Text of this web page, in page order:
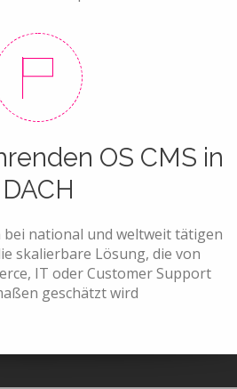
OS CMS in
DACH
bei national und weltweit tätigen
skalierbare Lösung, die von
IT oder Customer Support
geschätzt wird